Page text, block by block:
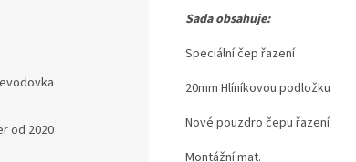
od 2020
Sada obsahuje:
Speciální čep řazení
20mm Hlíníkovou podložku
Nové pouzdro čepu řazení
Montážní mat.